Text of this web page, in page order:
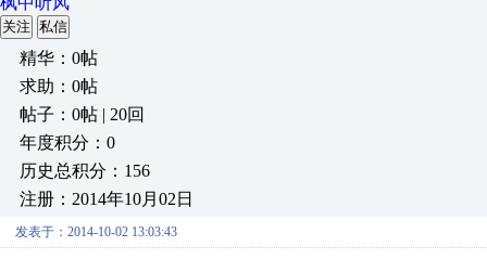
关注 私信
精华：0帖
求助：0帖
帖子：0帖 | 20回
年度积分：0
历史总积分：156
注册：2014年10月02日
发表于：2014-10-02 13:03:43